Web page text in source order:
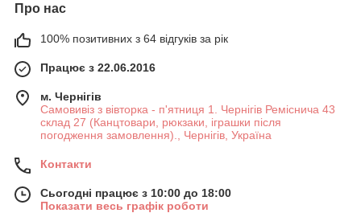
Про нас
100% позитивних з 64 відгуків за рік
Працює з 22.06.2016
м. Чернігів
Самовивіз з вівторка - п'ятниця 1. Чернігів Реміснича 43
склад 27 (Канцтовари, рюкзаки, іграшки після
погодження замовлення)., Чернігів, Україна
Контакти
Сьогодні працює з 10:00 до 18:00
Показати весь графік роботи